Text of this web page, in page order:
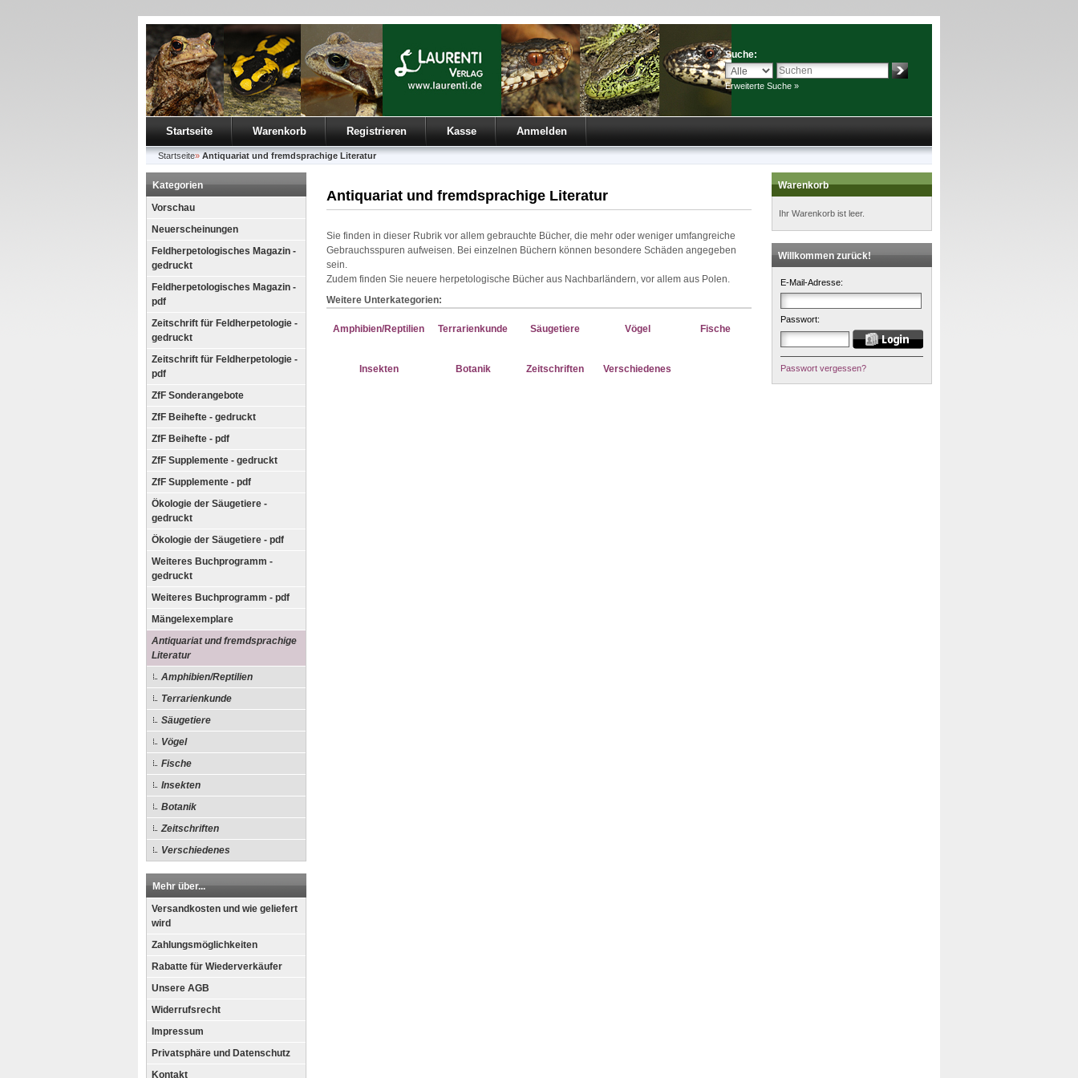
Suche:
Erweiterte Suche »
Startseite Warenkorb Registrieren Kasse Anmelden
Startseite» Antiquariat und fremdsprachige Literatur
Kategorien
Vorschau
Neuerscheinungen
Feldherpetologisches Magazin -
gedruckt
Feldherpetologisches Magazin -
pdf
Zeitschrift für Feldherpetologie -
gedruckt
Zeitschrift für Feldherpetologie -
pdf
ZfF Sonderangebote
ZfF Beihefte - gedruckt
ZfF Beihefte - pdf
ZfF Supplemente - gedruckt
ZfF Supplemente - pdf
Ökologie der Säugetiere -
gedruckt
Ökologie der Säugetiere - pdf
Weiteres Buchprogramm -
gedruckt
Weiteres Buchprogramm - pdf
Mängelexemplare
Antiquariat und fremdsprachige
Literatur
Amphibien/Reptilien
Terrarienkunde
Säugetiere
Vögel
Fische
Insekten
Botanik
Zeitschriften
Verschiedenes
Mehr über...
Versandkosten und wie geliefert
wird
Zahlungsmöglichkeiten
Rabatte für Wiederverkäufer
Unsere AGB
Widerrufsrecht
Impressum
Privatsphäre und Datenschutz
Kontakt
Antiquariat und fremdsprachige Literatur
Sie finden in dieser Rubrik vor allem gebrauchte Bücher, die mehr oder weniger umfangreiche
Gebrauchsspuren aufweisen. Bei einzelnen Büchern können besondere Schäden angegeben
sein.
Zudem finden Sie neuere herpetologische Bücher aus Nachbarländern, vor allem aus Polen.
Weitere Unterkategorien:
Amphibien/Reptilien Terrarienkunde Säugetiere Vögel Fische
Insekten Botanik Zeitschriften Verschiedenes
Warenkorb
Ihr Warenkorb ist leer.
Willkommen zurück!
E-Mail-Adresse:
Passwort:
Passwort vergessen?